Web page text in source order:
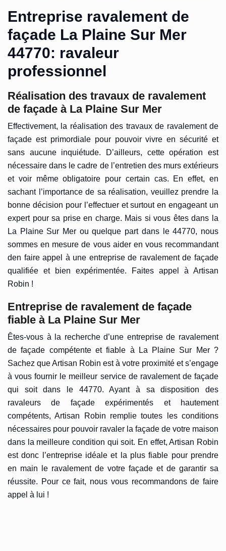
Entreprise ravalement de
façade La Plaine Sur Mer
44770: ravaleur
professionnel
Réalisation des travaux de ravalement
de façade à La Plaine Sur Mer
Effectivement, la réalisation des travaux de ravalement de
façade est primordiale pour pouvoir vivre en sécurité et
sans aucune inquiétude. D’ailleurs, cette opération est
nécessaire dans le cadre de l’entretien des murs extérieurs
et voir même obligatoire pour certain cas. En effet, en
sachant l’importance de sa réalisation, veuillez prendre la
bonne décision pour l’effectuer et surtout en engageant un
expert pour sa prise en charge. Mais si vous êtes dans la
La Plaine Sur Mer ou quelque part dans le 44770, nous
sommes en mesure de vous aider en vous recommandant
den faire appel à une entreprise de ravalement de façade
qualifiée et bien expérimentée. Faites appel à Artisan
Robin !
Entreprise de ravalement de façade
fiable à La Plaine Sur Mer
Êtes-vous à la recherche d’une entreprise de ravalement
de façade compétente et fiable à La Plaine Sur Mer ?
Sachez que Artisan Robin est à votre proximité et s’engage
à vous fournir le meilleur service de ravalement de façade
qui soit dans le 44770. Ayant à sa disposition des
ravaleurs de façade expérimentés et hautement
compétents, Artisan Robin remplie toutes les conditions
nécessaires pour pouvoir ravaler la façade de votre maison
dans la meilleure condition qui soit. En effet, Artisan Robin
est donc l’entreprise idéale et la plus fiable pour prendre
en main le ravalement de votre façade et de garantir sa
réussite. Pour ce fait, nous vous recommandons de faire
appel à lui !